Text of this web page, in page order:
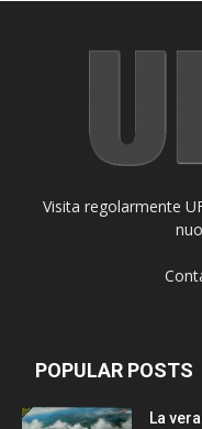
Visita regolarmente
POPULAR POSTS
La